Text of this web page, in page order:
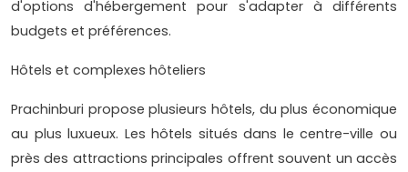
d'options d'hébergement pour s'adapter à différents
budgets et préférences.
Hôtels et complexes hôteliers
Prachinburi propose plusieurs hôtels, du plus économique
au plus luxueux. Les hôtels situés dans le centre-ville ou
près des attractions principales offrent souvent un accès